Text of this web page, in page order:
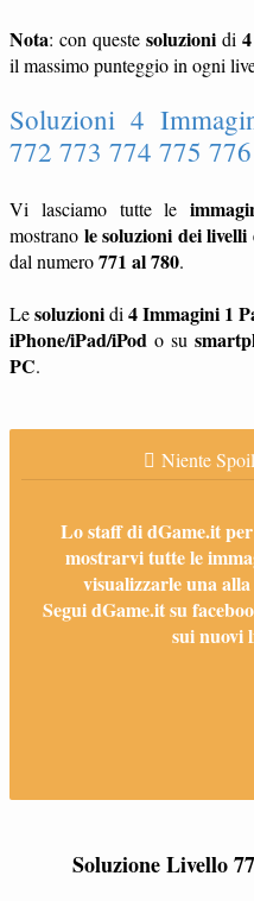
Nota: con queste soluzionidi
il massimo punteggio in ogni
Soluzioni 4
772 773 774 775
Vi lasciamo tutte le
mostrano le soluzioni dei
dal numero771 al 780.
Lesoluzionidi 4 Immagini 1
iPhone/iPad/iPod o su
PC.
Niente
Lo staff di dGame.it
mostrarvi tutte le
visualizzarle una
Segui dGame.it su
sui nuovi
Soluzione Livello